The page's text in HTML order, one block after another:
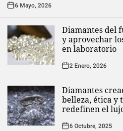
6 Mayo, 2026
Diamantes del
y aprovechar
en laboratorio
2 Enero, 2026
Diamantes
belleza, ética y
redefinen el
6 Octubre, 2025